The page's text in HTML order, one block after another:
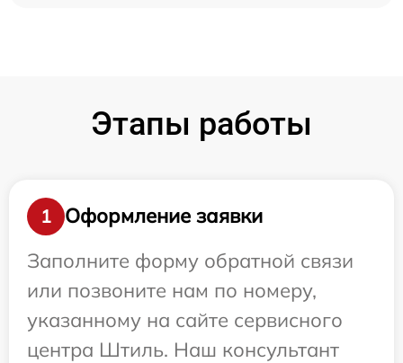
Этапы работы
1
Оформление заявки
Заполните форму обратной связи
или позвоните нам по номеру,
указанному на сайте сервисного
центра Штиль. Наш консультант